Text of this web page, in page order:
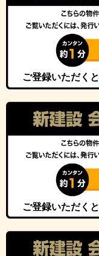
ご登録いただくと
ご登録いただくと